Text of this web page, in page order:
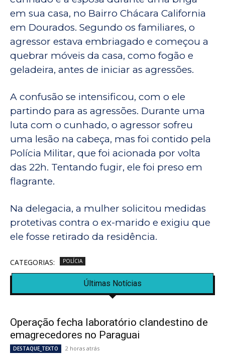
em sua casa, no Bairro Chácara California
em Dourados. Segundo os familiares, o
agressor estava embriagado e começou a
quebrar móveis da casa, como fogão e
geladeira, antes de iniciar as agressões.
A confusão se intensificou, com o ele
partindo para as agressões. Durante uma
luta com o cunhado, o agressor sofreu
uma lesão na cabeça, mas foi contido pela
Polícia Militar, que foi acionada por volta
das 22h. Tentando fugir, ele foi preso em
flagrante.
Na delegacia, a mulher solicitou medidas
protetivas contra o ex-marido e exigiu que
ele fosse retirado da residência.
CATEGORIAS: POLÍCIA
Últimas Notícias
Operação fecha laboratório clandestino de
emagrecedores no Paraguai
DESTAQUE_TEXTO 2 horas atrás